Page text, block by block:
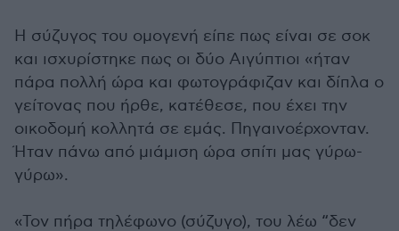
Η σύζυγος του ομογενή είπε πως είναι σε σοκ
και ισχυρίστηκε πως οι δύο Αιγύπτιοι «ήταν
πάρα πολλή ώρα και φωτογράφιζαν και δίπλα ο
γείτονας που ήρθε, κατέθεσε, που έχει την
οικοδομή κολλητά σε εμάς. Πηγαινοέρχονταν.
Ήταν πάνω από μιάμιση ώρα σπίτι μας γύρω-
γύρω».
«Τον πήρα τηλέφωνο (σύζυγο), του λέω “δεν